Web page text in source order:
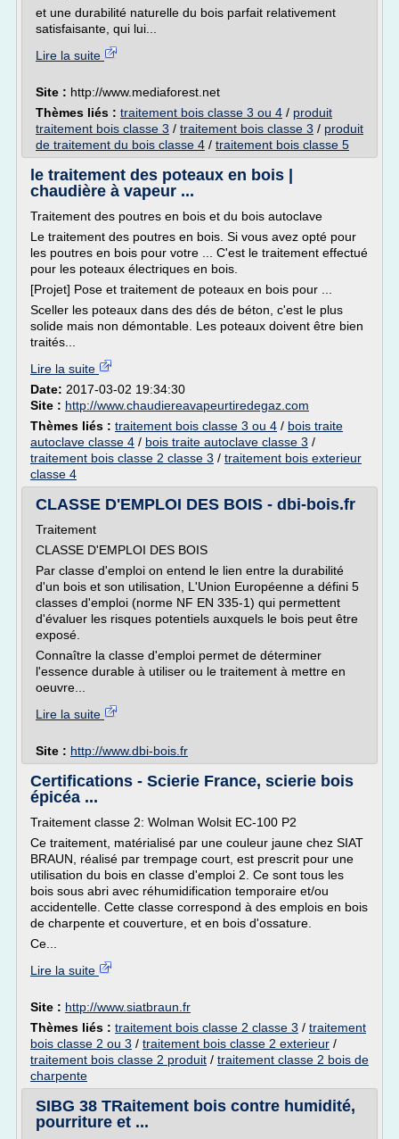
et une durabilité naturelle du bois parfait relativement
satisfaisante, qui lui...
Lire la suite
Site : http://www.mediaforest.net
Thèmes liés : traitement bois classe 3 ou 4 / produit
traitement bois classe 3 / traitement bois classe 3 / produit
de traitement du bois classe 4 / traitement bois classe 5
le traitement des poteaux en bois |
chaudière à vapeur ...
Traitement des poutres en bois et du bois autoclave
Le traitement des poutres en bois. Si vous avez opté pour
les poutres en bois pour votre ... C'est le traitement effectué
pour les poteaux électriques en bois.
[Projet] Pose et traitement de poteaux en bois pour ...
Sceller les poteaux dans des dés de béton, c'est le plus
solide mais non démontable. Les poteaux doivent être bien
traités...
Lire la suite
Date: 2017-03-02 19:34:30
Site : http://www.chaudiereavapeurtiredegaz.com
Thèmes liés : traitement bois classe 3 ou 4 / bois traite
autoclave classe 4 / bois traite autoclave classe 3 /
traitement bois classe 2 classe 3 / traitement bois exterieur
classe 4
CLASSE D'EMPLOI DES BOIS - dbi-bois.fr
Traitement
CLASSE D'EMPLOI DES BOIS
Par classe d'emploi on entend le lien entre la durabilité
d'un bois et son utilisation, L'Union Européenne a défini 5
classes d'emploi (norme NF EN 335-1) qui permettent
d'évaluer les risques potentiels auxquels le bois peut être
exposé.
Connaître la classe d'emploi permet de déterminer
l'essence durable à utiliser ou le traitement à mettre en
oeuvre...
Lire la suite
Site : http://www.dbi-bois.fr
Certifications - Scierie France, scierie bois
épicéa ...
Traitement classe 2: Wolman Wolsit EC-100 P2
Ce traitement, matérialisé par une couleur jaune chez SIAT
BRAUN, réalisé par trempage court, est prescrit pour une
utilisation du bois en classe d'emploi 2. Ce sont tous les
bois sous abri avec réhumidification temporaire et/ou
accidentelle. Cette classe correspond à des emplois en bois
de charpente et couverture, et en bois d'ossature.
Ce...
Lire la suite
Site : http://www.siatbraun.fr
Thèmes liés : traitement bois classe 2 classe 3 / traitement
bois classe 2 ou 3 / traitement bois classe 2 exterieur /
traitement bois classe 2 produit / traitement classe 2 bois de
charpente
SIBG 38 TRaitement bois contre humidité,
pourriture et ...